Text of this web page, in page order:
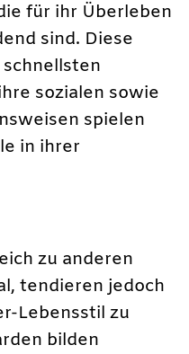
für ihr Überleben
sind. Diese
sozialen sowie
spielen
in ihrer
zu anderen
tendieren jedoch
Lebensstil zu
bilden